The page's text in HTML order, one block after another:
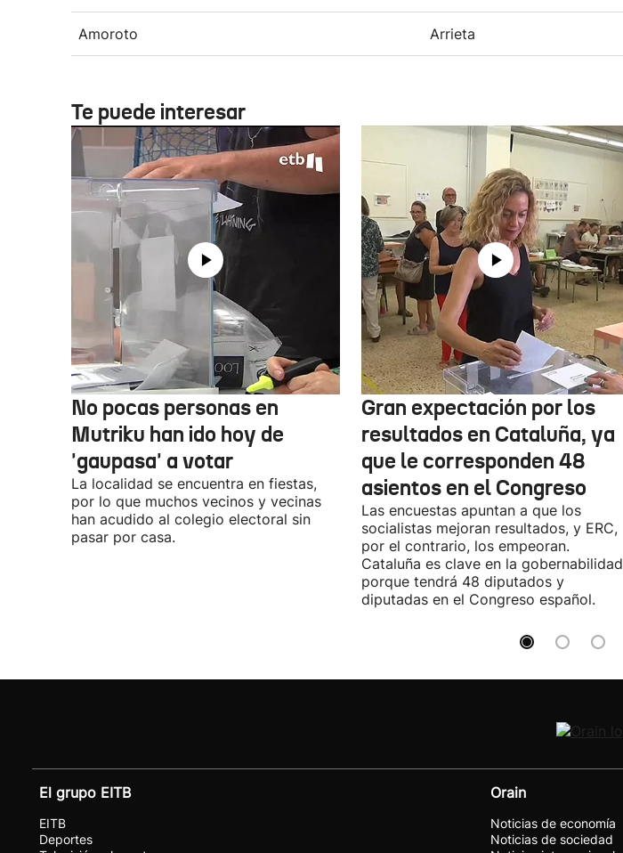
Amoroto Arrieta
Te puede interesar
No pocas personas en
Mutriku han ido hoy de
'gaupasa' a votar
La localidad se encuentra en fiestas,
por lo que muchos vecinos y vecinas
han acudido al colegio electoral sin
pasar por casa.
Gran expectación por los
resultados en Cataluña, ya
que le corresponden 48
asientos en el Congreso
Las encuestas apuntan a que los
socialistas mejoran resultados, y ERC,
por el contrario, los empeoran.
Cataluña es clave en la gobernabilidad
porque tendrá 48 diputados y
diputadas en el Congreso español.
El grupo EITB
EITB
Deportes
Orain
Noticias de economía
Noticias de sociedad